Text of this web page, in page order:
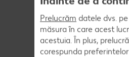
Prelucrăm datele dvs.
măsura în care acest
acestuia. În plus,
corespunda